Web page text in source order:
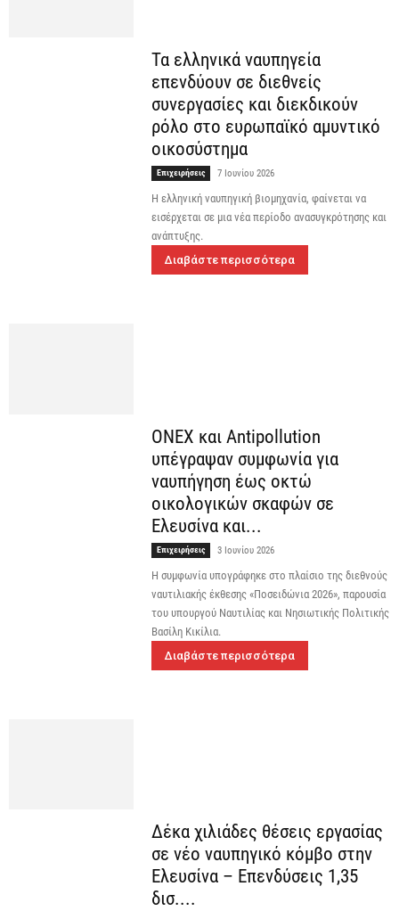
Τα ελληνικά ναυπηγεία
επενδύουν σε διεθνείς
συνεργασίες και διεκδικούν
ρόλο στο ευρωπαϊκό αμυντικό
οικοσύστημα
Επιχειρήσεις 7 Ιουνίου 2026
Η ελληνική ναυπηγική βιομηχανία, φαίνεται να
εισέρχεται σε μια νέα περίοδο ανασυγκρότησης και
ανάπτυξης.
Διαβάστε περισσότερα
ONEX και Antipollution
υπέγραψαν συμφωνία για
ναυπήγηση έως οκτώ
οικολογικών σκαφών σε
Ελευσίνα και...
Επιχειρήσεις 3 Ιουνίου 2026
Η συμφωνία υπογράφηκε στο πλαίσιο της διεθνούς
ναυτιλιακής έκθεσης «Ποσειδώνια 2026», παρουσία
του υπουργού Ναυτιλίας και Νησιωτικής Πολιτικής
Βασίλη Κικίλια.
Διαβάστε περισσότερα
Δέκα χιλιάδες θέσεις εργασίας
σε νέο ναυπηγικό κόμβο στην
Ελευσίνα – Επενδύσεις 1,35
δισ....